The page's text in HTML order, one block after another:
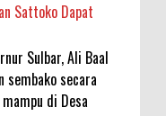
Sattoko Dapat
Sulbar, Ali Baal
sembako secara
di Desa